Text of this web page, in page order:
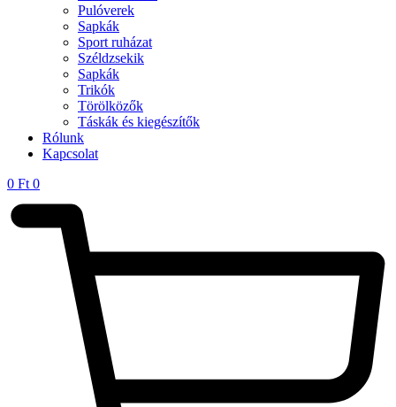
Pulóverek
Sapkák
Sport ruházat
Széldzsekik
Sapkák
Trikók
Törölközők
Táskák és kiegészítők
Rólunk
Kapcsolat
0 Ft 0